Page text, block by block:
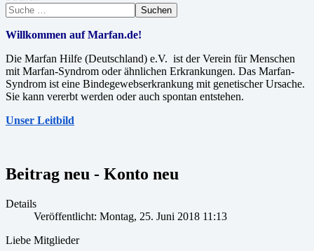
Suchen
Willkommen auf Marfan.de!
Die Marfan Hilfe (Deutschland) e.V. ist der Verein für Menschen
mit Marfan-Syndrom oder ähnlichen Erkrankungen. Das Marfan-
Syndrom ist eine Bindegewebserkrankung mit genetischer Ursache.
Sie kann vererbt werden oder auch spontan entstehen.
Unser Leitbild
Beitrag neu - Konto neu
Details
Veröffentlicht: Montag, 25. Juni 2018 11:13
Liebe Mitglieder